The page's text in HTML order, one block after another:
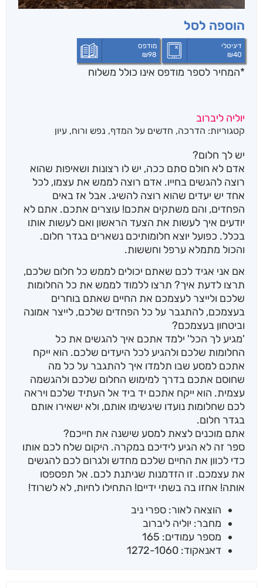
הוספה לסל
דיגיטלי
₪40
מודפס
₪98
*המחיר לספר מודפס אינו כולל משלוח
יוליה ליברוב
קטגוריות: הדרכה, חדשים על המדף, נפש ורוח, עיון
יש לך חלום?
אדם לא חולם סתם ככה, יש לו רצונות ושאיפות שהוא
רוצה להגשים בחייו. אדם רוצה לממש את עצמו, לכל
אחד יש יעדים שהוא רוצה להשיג. אבל אז באים
הפחדים, והם משתקים אתכם! עוצרים אתכם. אתם לא
יודעים איך לעשות את הצעד הראשון ואם לעשות אותו
בכלל. כפועל יוצא חלומותיכם נשארים בגדר חלום.
והכול מתמלא ערפל וחששות.
אם אני אגיד לכם שאתם יכולים לממש כל חלום שלכם,
תרצו לדעת איך? תרצו ללמוד לממש את כל החלומות
שלכם ולייצר לעצמכם את החיים שאתם בוחרים
בעצמכם, להתגבר על כל הפחדים שלכם, לייצר אמונה
וביטחון בעצמכם?
'מגיע לך הכל' ילמד אתכם איך להגשים את כל
החלומות שלכם ולהגיע לכל היעדים שלכם. הוא ייקח
אתכם למסע שבו תלמדו איך להתגבר על כל מה
שחוסם אתכם בדרך למימוש החלום שלכם ולהגשמה
עצמית. הוא ייקח אתכם יד ביד אל העתיד שלכם ויראה
לכם שחלומות נועדו שיגשימו אותם, ולא ישאירו אותם
בגדר חלום.
אתם מוכנים לצאת למסע שישנה את חייכם?
ספר זה לא הגיע לידיכם במקרה. היקום שלח לכם אותו
כדי לכוון את החיים שלכם מחדש ולגרום לכם להגשים
את עצמכם. זו הזדמנות שניתנת לכם. אל תפספסו
אותה! אחזו בה בשתי ידיים! התחילו לחיות, לא לשרוד!
הוצאה לאור: ספרי ניב
מחבר: יוליה ליברוב
מספר עמודים: 165
דאנאקוד: 1272-1060